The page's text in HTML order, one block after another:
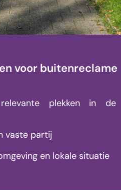
voor buitenreclame
plekken in de
vaste partij
en lokale situatie